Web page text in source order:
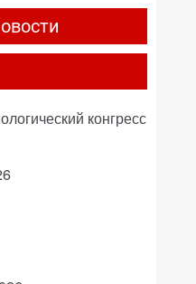
конгресс